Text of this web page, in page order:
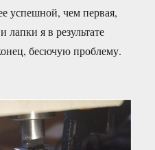
успешной, чем первая,
я в результате
бесючую проблему.